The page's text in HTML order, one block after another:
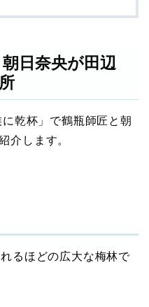
日奈央が田辺
乾杯」で鶴瓶師匠と朝
介します。
るほどの広大な梅林で